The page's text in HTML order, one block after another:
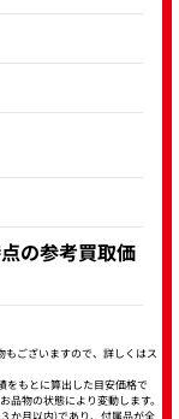
の参考買取価
ございますので、詳しくはス
をもとに算出した目安価格で
品物の状態により変動します。
か月以内)であり、付属品が全